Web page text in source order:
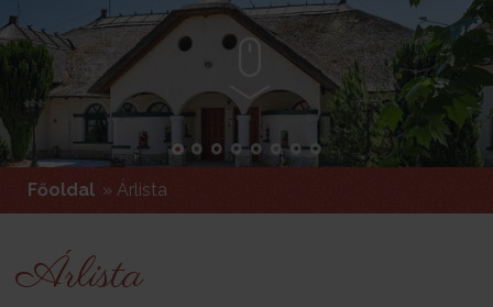
Főoldal » Árlista
Árlista